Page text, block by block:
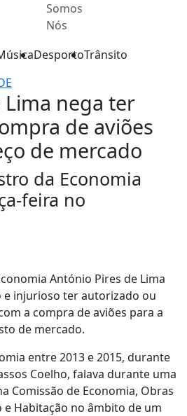
Somos
Nós
DesportoTrânsito
Lima nega ter
de aviões
de mercado
da Economia
feira no
António Pires de Lima
injurioso ter autorizado ou
a compra de aviões para a
de mercado.
entre 2013 e 2015, durante
Coelho, falava durante uma
Comissão de Economia, Obras
e Habitação no âmbito de um